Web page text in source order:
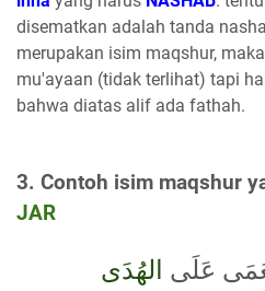
disematkan adalah tanda
merupakan isim maqshur,
mu'ayaan (tidak terlihat) tapi
bahwa diatas alif ada fathah.
3. Contoh isim maqshur
JAR
عَلَى الهُدَى